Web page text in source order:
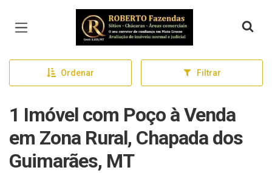
Página inicial
Ordenar Filtrar
1 Imóvel com Poço à Venda
em Zona Rural, Chapada dos
Guimarães, MT